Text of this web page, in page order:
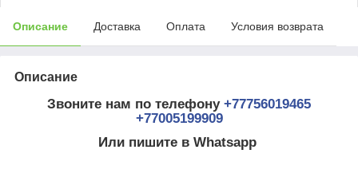
Описание Доставка Оплата Условия возврата
Описание
Звоните нам по телефону +77756019465
+77005199909
Или пишите в Whatsapp